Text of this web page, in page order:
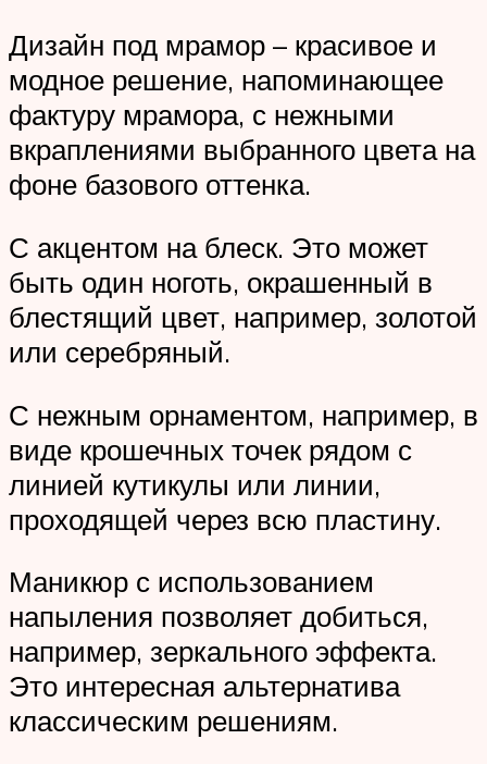
Дизайн под мрамор – красивое и
модное решение, напоминающее
фактуру мрамора, с нежными
вкраплениями выбранного цвета на
фоне базового оттенка.
С акцентом на блеск. Это может
быть один ноготь, окрашенный в
блестящий цвет, например, золотой
или серебряный.
С нежным орнаментом, например, в
виде крошечных точек рядом с
линией кутикулы или линии,
проходящей через всю пластину.
Маникюр с использованием
напыления позволяет добиться,
например, зеркального эффекта.
Это интересная альтернатива
классическим решениям.